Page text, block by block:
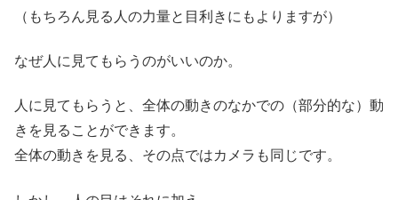
（もちろん見る人の力量と目利きにもよりますが）
なぜ人に見てもらうのがいいのか。
人に見てもらうと、全体の動きのなかでの（部分的な）動
きを見ることができます。
全体の動きを見る、その点ではカメラも同じです。